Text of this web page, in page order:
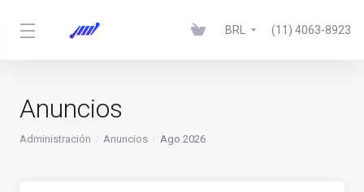
BRL (11) 4063-8923
Anuncios
Administración Anuncios Ago 2026